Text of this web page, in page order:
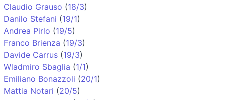
Claudio Grauso (18/3)
Danilo Stefani (19/1)
Andrea Pirlo (19/5)
Franco Brienza (19/3)
Davide Carrus (19/3)
Wladmiro Sbaglia (1/1)
Emiliano Bonazzoli (20/1)
Mattia Notari (20/5)